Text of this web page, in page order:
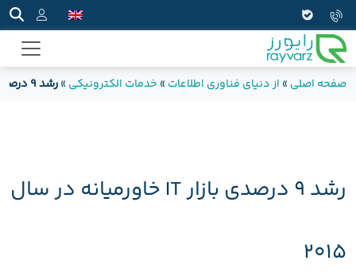
صفحه اصلی » از دنیای فناوری اطلاعات » خدمات الکترونیکی »رشد ۹ درصدی بازار IT خاورمیانه در سال ۲۰۱۵
رشد ۹ درصدی بازار IT خاورمیانه در سال
۲۰۱۵